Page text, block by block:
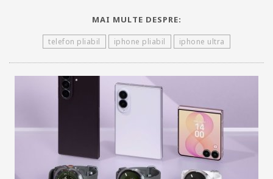
MAI MULTE DESPRE:
telefon pliabil iphone pliabil iphone ultra